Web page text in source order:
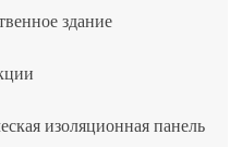
здание
изоляционная панель